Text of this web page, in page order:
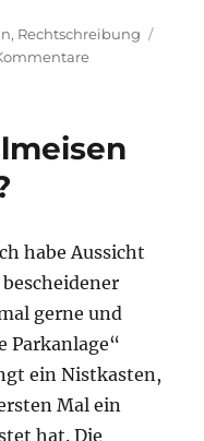
, Rechtschreibung
zu
Schneider
ohne
Komma?
habe Aussicht
gerne und
Parkanlage“
ein Nistkasten,
Mal ein
hat. Die